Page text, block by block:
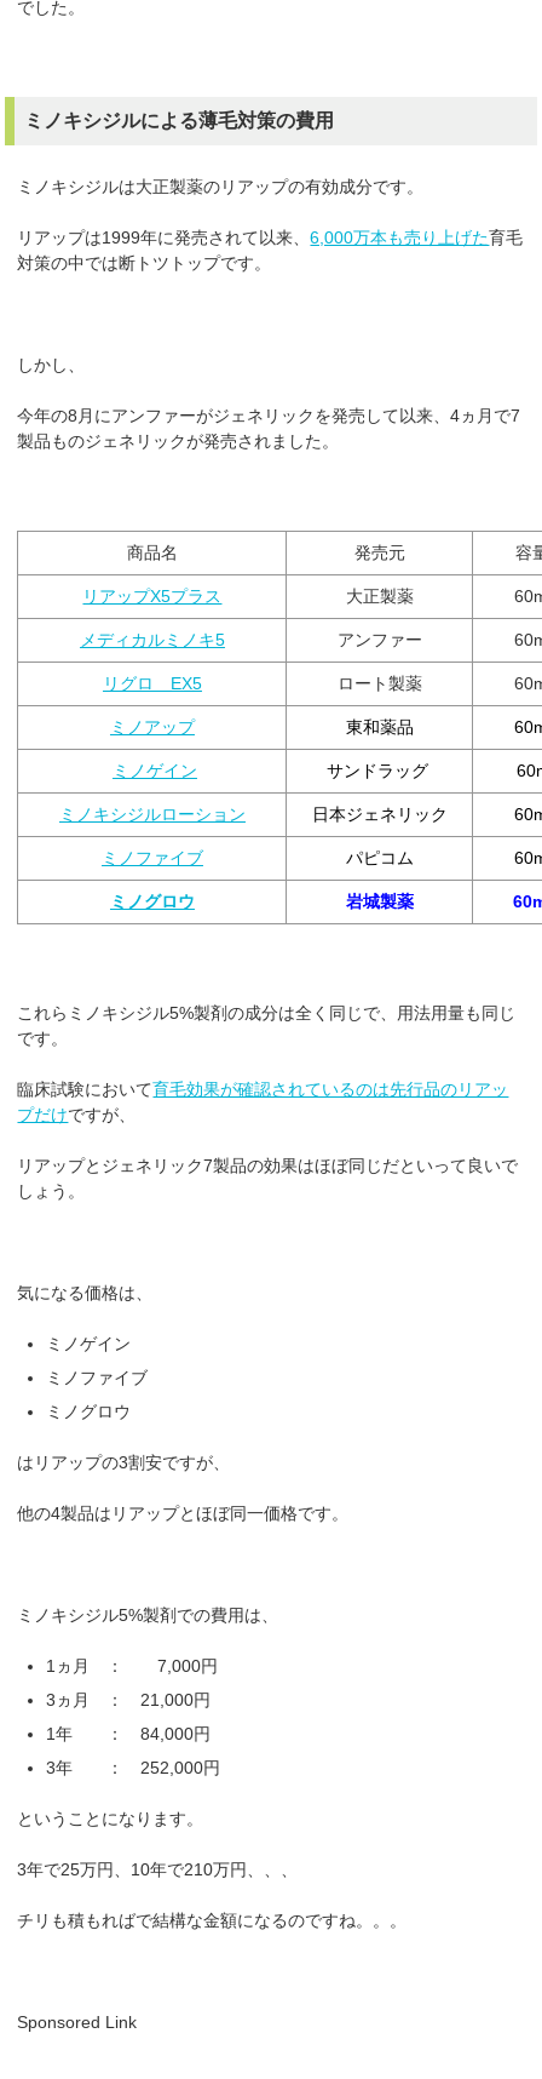
でした。
ミノキシジルによる薄毛対策の費用
ミノキシジルは大正製薬のリアップの有効成分です。
リアップは1999年に発売されて以来、6,000万本も売り上げた育毛
対策の中では断トツトップです。
しかし、
今年の8月にアンファーがジェネリックを発売して以来、4ヵ月で7
製品ものジェネリックが発売されました。
商品名 発売元 容
リアップX5プラス 大正製薬
メディカルミノキ5 アンファー
リグロ EX5 ロート製薬
ミノアップ 東和薬品
ミノゲイン サンドラッグ
ミノキシジルローション 日本ジェネリック
ミノファイブ パピコム
ミノグロウ 岩城製薬
これらミノキシジル5%製剤の成分は全く同じで、用法用量も同じ
です。
臨床試験において育毛効果が確認されているのは先行品のリアッ
プだけですが、
リアップとジェネリック7製品の効果はほぼ同じだといって良いで
しょう。
気になる価格は、
ミノゲイン
ミノファイブ
ミノグロウ
はリアップの3割安ですが、
他の4製品はリアップとほぼ同一価格です。
ミノキシジル5%製剤での費用は、
1ヵ月 ： 7,000円
3ヵ月 ： 21,000円
1年 ： 84,000円
3年 ： 252,000円
ということになります。
3年で25万円、10年で210万円、、、
チリも積もればで結構な金額になるのですね。。。
Sponsored Link